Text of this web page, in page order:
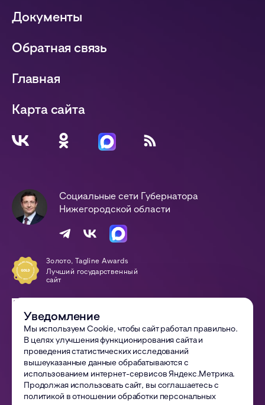
Документы
Обратная связь
Главная
Карта сайта
Социальные сети Губернатора
Нижегородской области
Золото, Tagline Awards
Лучший государственный
сайт
Сайт года
© 2002—2026Правительство Нижегородской области
Все материалы сайта доступны по лицензии:
Creative Commons Attribution 4.0 International
Политика обработки ПДн
Уведомление
Мы используем Cookie, чтобы сайт работал правильно.
В целях улучшения функционирования сайта и
проведения статистических исследований
вышеуказанные данные обрабатываются с
использованием интернет-сервисов Яндекс.Метрика.
Продолжая использовать сайт, вы соглашаетесь с
политикой в отношении обработки персональных